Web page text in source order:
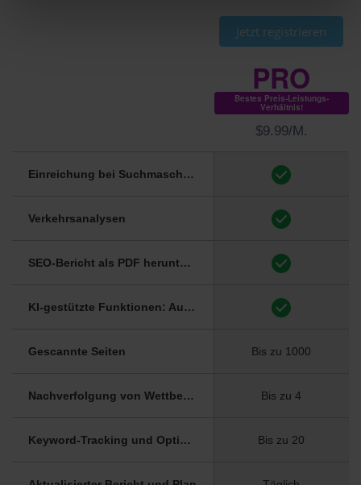
Jetzt registrieren
Einreichung bei Suchmaschinen
Verkehrsanalysen
SEO-Bericht als PDF herunterladen (siehe Beispiel)
KI-gestützte Funktionen: Automatische Generierung von Titel und Meta-Beschreibung
Gescannte Seiten
Nachverfolgung von Wettbewerbern
Keyword-Tracking und Optimierung
PRO
Bestes Preis-Leistungs-
Verhältnis!
$9.99/M.
Bis zu 1000
Bis zu 4
Bis zu 20